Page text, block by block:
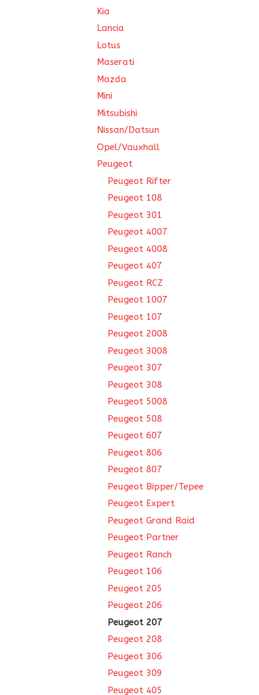
Kia
Lancia
Lotus
Maserati
Mazda
Mini
Mitsubishi
Nissan/Datsun
Opel/Vauxhall
Peugeot
Peugeot Rifter
Peugeot 108
Peugeot 301
Peugeot 4007
Peugeot 4008
Peugeot 407
Peugeot RCZ
Peugeot 1007
Peugeot 107
Peugeot 2008
Peugeot 3008
Peugeot 307
Peugeot 308
Peugeot 5008
Peugeot 508
Peugeot 607
Peugeot 806
Peugeot 807
Peugeot Bipper/Tepee
Peugeot Expert
Peugeot Grand Raid
Peugeot Partner
Peugeot Ranch
Peugeot 106
Peugeot 205
Peugeot 206
Peugeot 207
Peugeot 208
Peugeot 306
Peugeot 309
Peugeot 405